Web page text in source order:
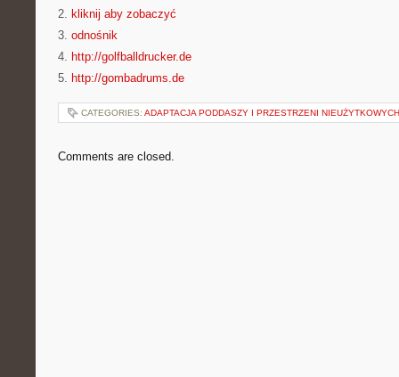
2. kliknij aby zobaczyć
3. odnośnik
4. http://golfballdrucker.de
5. http://gombadrums.de
CATEGORIES: ADAPTACJA PODDASZY I PRZESTRZENI NIEUŻYTKOWYCH
Comments are closed.